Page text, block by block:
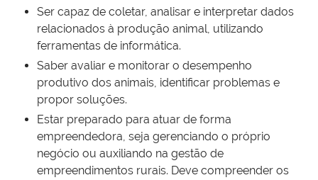
Ser capaz de coletar, analisar e interpretar dados
relacionados à produção animal, utilizando
ferramentas de informática.
Saber avaliar e monitorar o desempenho
produtivo dos animais, identificar problemas e
propor soluções.
Estar preparado para atuar de forma
empreendedora, seja gerenciando o próprio
negócio ou auxiliando na gestão de
empreendimentos rurais. Deve compreender os